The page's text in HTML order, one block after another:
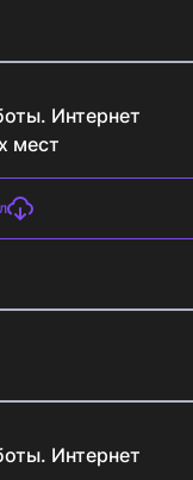
Интернет
мест
Интернет